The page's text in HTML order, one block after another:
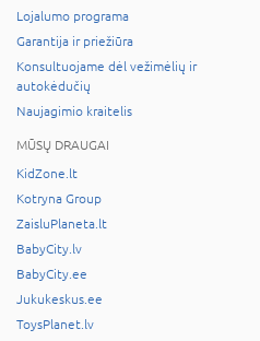
Lojalumo programa
Garantija ir priežiūra
Konsultuojame dėl vežimėlių ir
autokėdučių
Naujagimio kraitelis
MŪSŲ DRAUGAI
KidZone.lt
Kotryna Group
ZaisluPlaneta.lt
BabyCity.lv
BabyCity.ee
Jukukeskus.ee
ToysPlanet.lv